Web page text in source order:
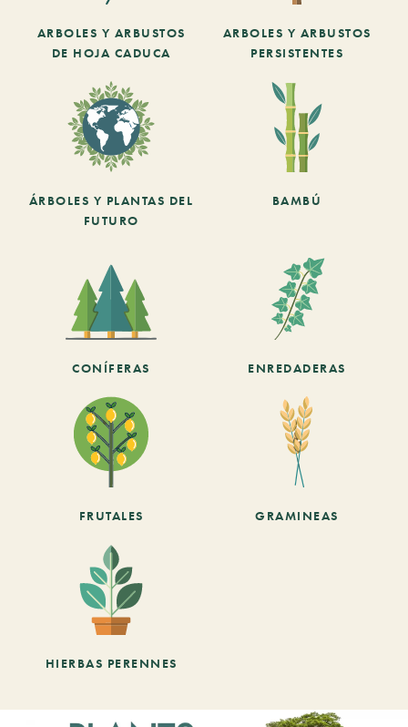
ARBOLES Y ARBUSTOS
DE HOJA CADUCA
ARBOLES Y ARBUSTOS
PERSISTENTES
ÁRBOLES Y PLANTAS DEL
FUTURO
BAMBÚ
CONÍFERAS ENREDADERAS
FRUTALES GRAMINEAS
HIERBAS PERENNES